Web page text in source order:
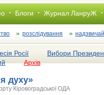
Блоги Журнал ЛанруЖ
розслiдування
Росії Вибори
Архів
духу»
Кіровоградської ОДА